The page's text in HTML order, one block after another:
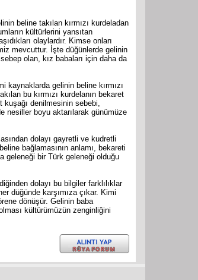
beline takılan kırmızı kurdeladan
kültürlerini yansıtan
olaylardır. Kimse onları
mevcuttur. İşte düğünlerde gelinin
olan, kız babaları için daha da
kaynaklarda gelinin beline kırmızı
bu kırmızı kurdelanın bekaret
denilmesinin sebebi,
nesiller boyu aktarılarak günümüze
dolayı gayretli ve kudretli
bağlamasının anlamı, bekareti
geleneği bir Türk geleneği olduğu
dolayı bu bilgiler farklılıklar
düğünde karşımıza çıkar. Kimi
dönüşür. Gelinin baba
kültürümüzün zenginliğini